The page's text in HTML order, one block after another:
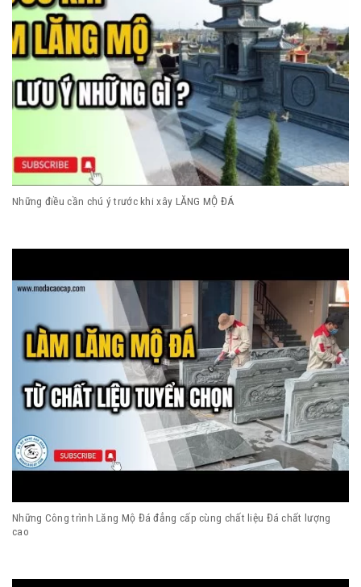
Những điều cần chú ý trước khi xây LĂNG MỘ ĐÁ
Những Công trình Lăng Mộ Đá đẳng cấp cùng chất liệu Đá chất lượng
cao